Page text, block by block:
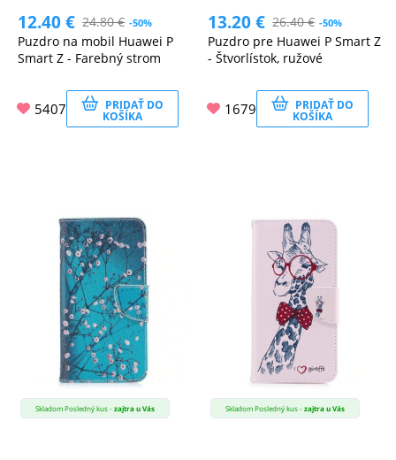
12.40€ 24.80€ -50%
Puzdro na mobil Huawei P
Smart Z - Farebný strom
5407 PRIDAŤ DO
KOŠÍKA
13.20€ 26.40€ -50%
Puzdro pre Huawei P Smart Z
- Štvorlístok, ružové
1679 PRIDAŤ DO
KOŠÍKA
Skladom Posledný kus -zajtra u Vás Skladom Posledný kus -zajtra u Vás